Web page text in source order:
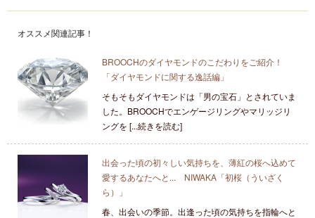
オススメ関連記事！
BROOCHのダイヤモンドのこだわりをご紹介！
「ダイヤモンドに関する逸話編」
そもそもダイヤモンドは「男の宝石」とされていま
した。BROOCHでエンゲージリングやマリッジリ
ングを [...続きを読む]
出会った頃の初々しい気持ちを、薄紅の桜へ込めて
愛するあなたへと... NIWAKA「初桜（ういざく
ら）」
春、出会いの季節。出逢った頃の気持ちを指輪へと